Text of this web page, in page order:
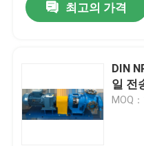
최고의 가격
DIN
일 전
MOQ